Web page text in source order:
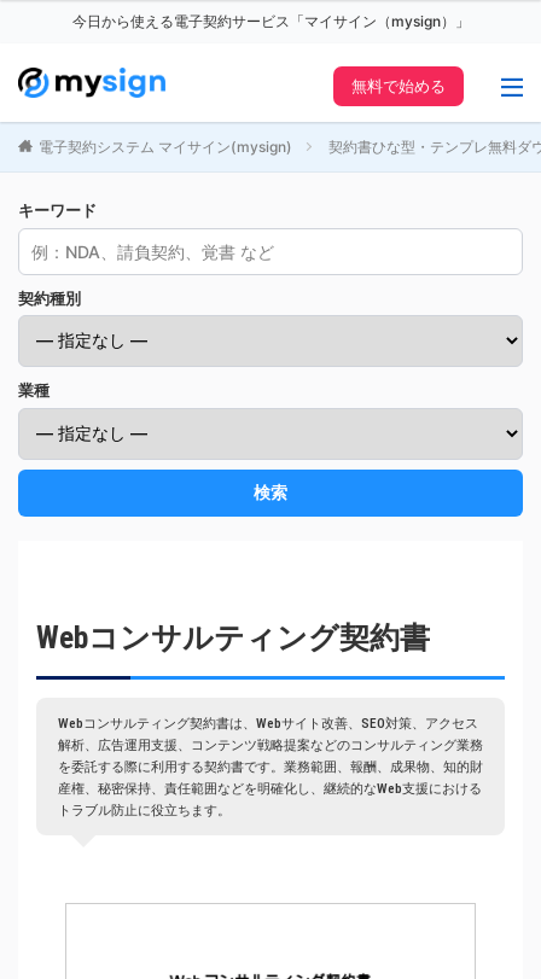
今日から使える電子契約サービス「マイサイン（mysign）」
無料で始める
電子契約システム マイサイン(mysign) 契約書ひな型・テンプレ無料ダ
キーワード
契約種別
業種
検索
Webコンサルティング契約書
Webコンサルティング契約書は、Webサイト改善、SEO対策、アクセス
解析、広告運用支援、コンテンツ戦略提案などのコンサルティング業務
を委託する際に利用する契約書です。業務範囲、報酬、成果物、知的財
産権、秘密保持、責任範囲などを明確化し、継続的なWeb支援における
トラブル防止に役立ちます。